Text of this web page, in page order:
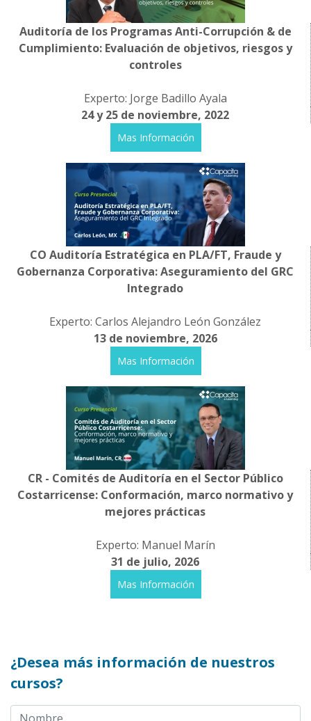
Auditoría de los Programas Anti-Corrupción & de
Cumplimiento: Evaluación de objetivos, riesgos y
controles
Experto: Jorge Badillo Ayala
24 y 25 de noviembre, 2022
Mas Información
CO Auditoría Estratégica en PLA/FT, Fraude y
Gobernanza Corporativa: Aseguramiento del GRC
Integrado
Experto: Carlos Alejandro León González
13 de noviembre, 2026
Mas Información
CR - Comités de Auditoría en el Sector Público
Costarricense: Conformación, marco normativo y
mejores prácticas
Experto: Manuel Marín
31 de julio, 2026
Mas Información
¿Desea más información de nuestros
cursos?